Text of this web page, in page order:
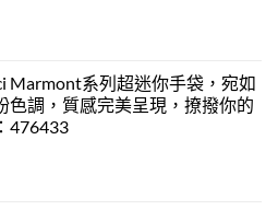
Marmont系列超迷你手袋，宛如
色調，質感完美呈現，撩撥你的
476433